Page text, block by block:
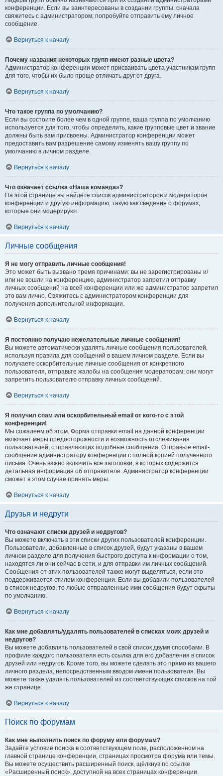
конференции. Если вы заинтересованы в создании группы, сначала
свяжитесь с администратором; попробуйте отправить ему личное
сообщение.
Вернуться к началу
Почему названия некоторых групп имеют разные цвета?
Администратор конференции может присваивать цвета участникам групп
для того, чтобы их было проще отличать друг от друга.
Вернуться к началу
Что такое группа по умолчанию?
Если вы состоите более чем в одной группе, ваша группа по умолчанию
используется для того, чтобы определить, какие групповые цвет и звание
должны быть вам присвоены. Администратор конференции может
предоставить вам разрешение самому изменять вашу группу по
умолчанию в личном разделе.
Вернуться к началу
Что означает ссылка «Наша команда»?
На этой странице вы найдёте список администраторов и модераторов
конференции и другую информацию, такую как сведения о форумах,
которые они модерируют.
Вернуться к началу
Личные сообщения
Я не могу отправить личные сообщения!
Это может быть вызвано тремя причинами: вы не зарегистрированы и/
или не вошли на конференцию, администратор запретил отправку
личных сообщений на всей конференции или же администратор запретил
это вам лично. Свяжитесь с администратором конференции для
получения дополнительной информации.
Вернуться к началу
Я постоянно получаю нежелательные личные сообщения!
Вы можете автоматически удалять личные сообщения пользователей,
используя правила для сообщений в вашем личном разделе. Если вы
получаете оскорбительные личные сообщения от конкретного
пользователя, отправьте жалобы на сообщения модераторам; они могут
запретить пользователю отправку личных сообщений.
Вернуться к началу
Я получил спам или оскорбительный email от кого-то с этой
конференции!
Мы сожалеем об этом. Форма отправки email на данной конференции
включает меры предосторожности и возможность отслеживания
пользователей, отправляющих подобные сообщения. Отправьте email-
сообщение администратору конференции с полной копией полученного
письма. Очень важно включить все заголовки, в которых содержится
детальная информация об отправителе. Администратор конференции
сможет в этом случае принять меры.
Вернуться к началу
Друзья и недруги
Что означают списки друзей и недругов?
Вы можете включать в эти списки других пользователей конференции.
Пользователи, добавленные в список друзей, будут указаны в вашем
личном разделе для получения быстрого доступа к информации о том,
находятся ли они сейчас в сети, и для отправки им личных сообщений.
Сообщения от этих пользователей также могут выделяться, если это
поддерживается стилем конференции. Если вы добавили пользователей
в список недругов, то любые отправленные ими сообщения будут скрыты
по умолчанию.
Вернуться к началу
Как мне добавлять/удалять пользователей в списках моих друзей и
недругов?
Вы можете добавлять пользователей в свой список двумя способами. В
профиле каждого пользователя есть ссылка для его добавления в список
друзей или недругов. Кроме того, вы можете сделать это прямо из вашего
личного раздела, непосредственным вводом имени пользователя. Вы
можете также удалять пользователей из соответствующих списков на той
же странице.
Вернуться к началу
Поиск по форумам
Как мне выполнить поиск по форуму или форумам?
Задайте условие поиска в соответствующем поле, расположенном на
главной странице конференции, страницах просмотра форума или темы.
Вы можете осуществить расширенный поиск, щёлкнув по ссылке
«Расширенный поиск», доступной на всех страницах конференции.